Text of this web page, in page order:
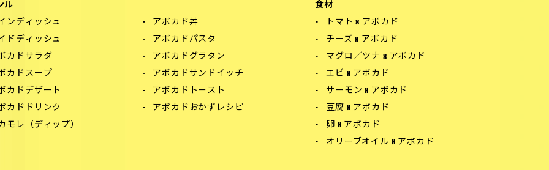
ル
ンディッシュ
ドディッシュ
カドサラダ
カドスープ
カドデザート
カドドリンク
モレ（ディップ）
アボカド丼
アボカドパスタ
アボカドグラタン
アボカドサンドイッチ
アボカドトースト
アボカドおかずレシピ
食材
トマト x アボカド
チーズ x アボカド
マグロ／ツナ x アボカド
エビ x アボカド
サーモン x アボカド
豆腐 x アボカド
卵 x アボカド
オリーブオイル x アボカド